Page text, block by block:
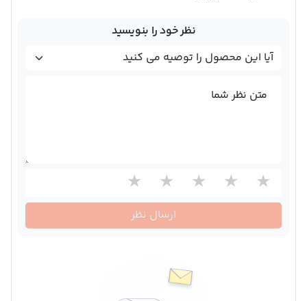
نظر خود را بنویسید
متن نظر شما
ارسال نظر